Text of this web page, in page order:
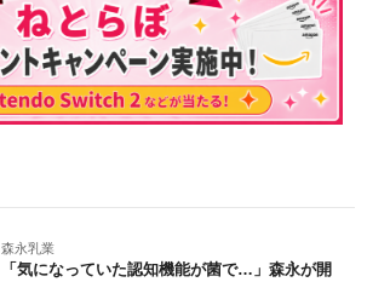
森永乳業
「気になっていた認知機能が菌で…」森永が開